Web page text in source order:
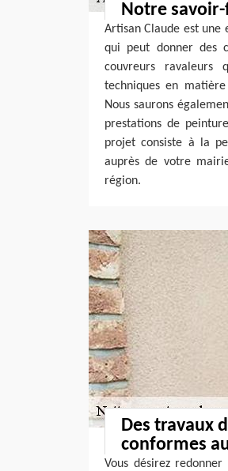
Notre
Artisan Claude est
qui peut donner des
couvreurs
techniques en
Nous saurons
prestations de
projet consiste à la
auprès de votre
région.
Des travaux
conformes
Vous désirez